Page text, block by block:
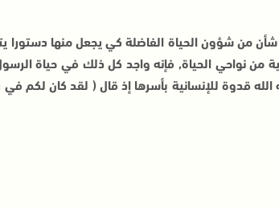
شأن من شؤون الحياة الفاضلة كي يجعل منها
من نواحي الحياة, فإنه واجد كل ذلك في حياة
قدوة للإنسانية بأسرها إذ قال ( لقد كان لكم